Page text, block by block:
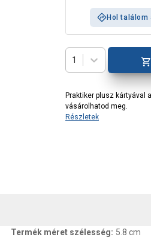
Hol találom
1
Praktiker plusz kártyával
vásárolhatod meg.
Részletek
Termék méret szélesség: 5.8 cm